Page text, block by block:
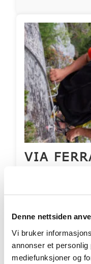
Denne nettsiden
Vi bruker
annonser et
mediefunksjoner og
VIA
Nå kan du
Priser fra 1100
Aldersgrense
Inkluderer
LES MER